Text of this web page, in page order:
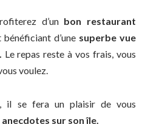
d’un bon restaurant
bénéficiant d’une superbe vue
Le repas reste à vos frais, vous
voulez.
, il se fera un plaisir de vous
sur son île.